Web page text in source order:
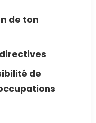
de ton
de